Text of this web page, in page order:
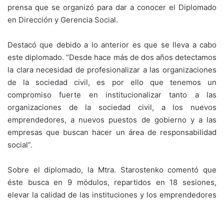
prensa que se organizó para dar a conocer el Diplomado
en Dirección y Gerencia Social.
Destacó que debido a lo anterior es que se lleva a cabo
este diplomado. “Desde hace más de dos años detectamos
la clara necesidad de profesionalizar a las organizaciones
de la sociedad civil, es por ello que tenemos un
compromiso fuerte en institucionalizar tanto a las
organizaciones de la sociedad civil, a los nuevos
emprendedores, a nuevos puestos de gobierno y a las
empresas que buscan hacer un área de responsabilidad
social”.
Sobre el diplomado, la Mtra. Starostenko comentó que
éste busca en 9 módulos, repartidos en 18 sesiones,
elevar la calidad de las instituciones y los emprendedores